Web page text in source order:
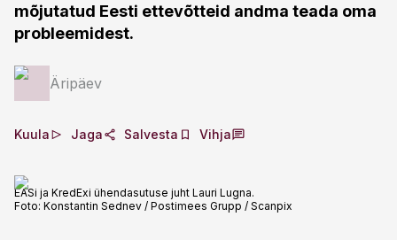
mõjutatud Eesti ettevõtteid andma teada oma
probleemidest.
Äripäev
Kuula Jaga Salvesta Vihja
EASi ja KredExi ühendasutuse juht Lauri Lugna.
Foto: Konstantin Sednev / Postimees Grupp / Scanpix